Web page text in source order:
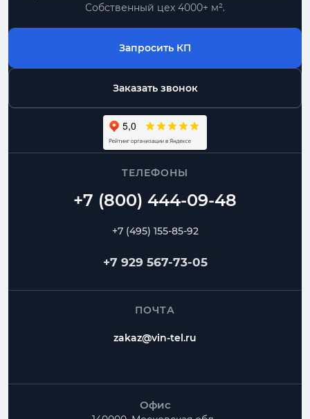
Собственный цех 4000+ м².
Запросить КП
Заказать звонок
ТЕЛЕФОНЫ
+7 (495) 155-85-92
+7 929 567-73-05
ПОЧТА
zakaz@vin-tel.ru
Офис